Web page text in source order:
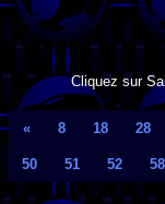
Cliquez sur
« 8 18 28
50 51 52 58